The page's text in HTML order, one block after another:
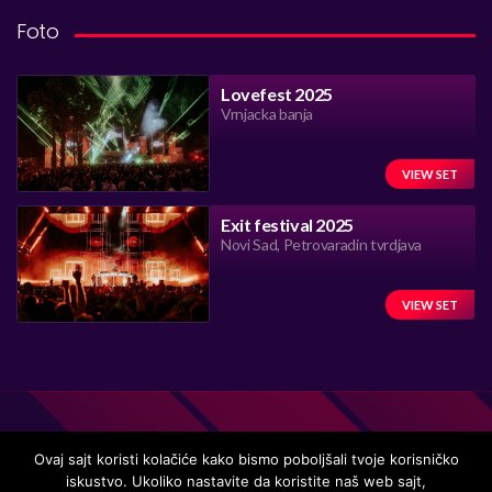
Foto
Lovefest 2025
Vrnjacka banja
VIEW SET
Exit festival 2025
Novi Sad, Petrovaradin tvrdjava
VIEW SET
Ovaj sajt koristi kolačiće kako bismo poboljšali tvoje korisničko
iskustvo. Ukoliko nastavite da koristite naš web sajt,